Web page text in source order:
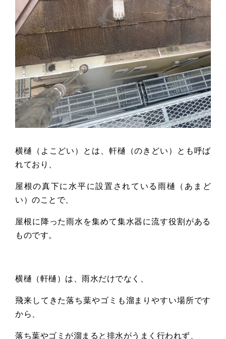
横樋（よこどい）とは、軒樋（のきどい）とも呼ば
れており、
屋根の真下に水平に設置されている雨樋（あまど
い）のことで、
屋根に降った雨水を集めて集水器に流す役割がある
ものです。
横樋（軒樋）は、雨水だけでなく、
飛来してきた落ち葉やゴミも溜まりやすい場所です
から、
落ち葉やゴミが溜まると排水がうまく行われず、